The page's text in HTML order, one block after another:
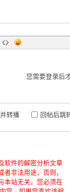
您需要登录后
转播 回帖后跳
软件的解密分析文章
非法用途，否则，
本站无关。您必须在